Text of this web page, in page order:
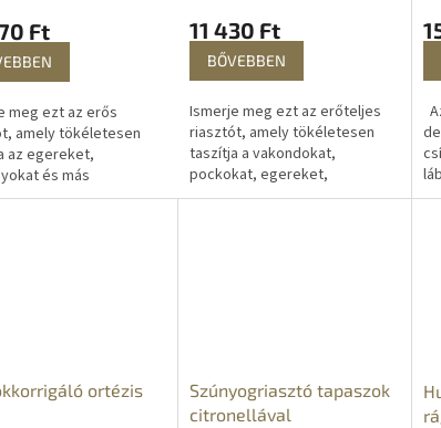
Ft
meg ezt az erős
amely tökéletesen
az egereket,
és más
A készülék vízálló,
11 430 Ft
BŐVEBBEN
Ismerje meg ezt az erőteljes
riasztót, amely tökéletesen
taszítja a vakondokat,
pockokat, egereket,
patkányokat és más
ortézis
Szúnyogriasztó tapaszok
citronellával